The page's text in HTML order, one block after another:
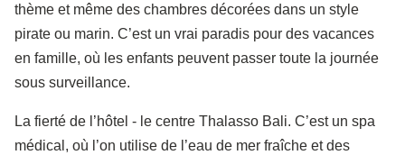
thème et même des chambres décorées dans un style
pirate ou marin. C’est un vrai paradis pour des vacances
en famille, où les enfants peuvent passer toute la journée
sous surveillance.
La fierté de l’hôtel - le centre Thalasso Bali. C’est un spa
médical, où l’on utilise de l’eau de mer fraîche et des